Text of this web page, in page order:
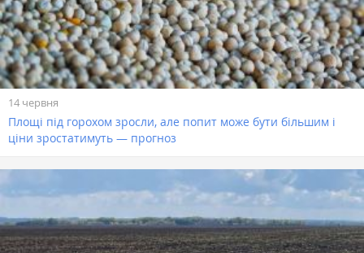
14 червня
Площі під горохом зросли, але попит може бути більшим і
ціни зростатимуть — прогноз